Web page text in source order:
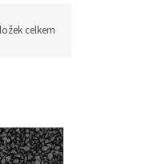
celkem